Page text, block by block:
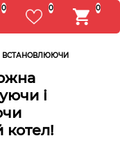
0 0 0
ВСТАНОВЛЮЮЧИ
і
котел!